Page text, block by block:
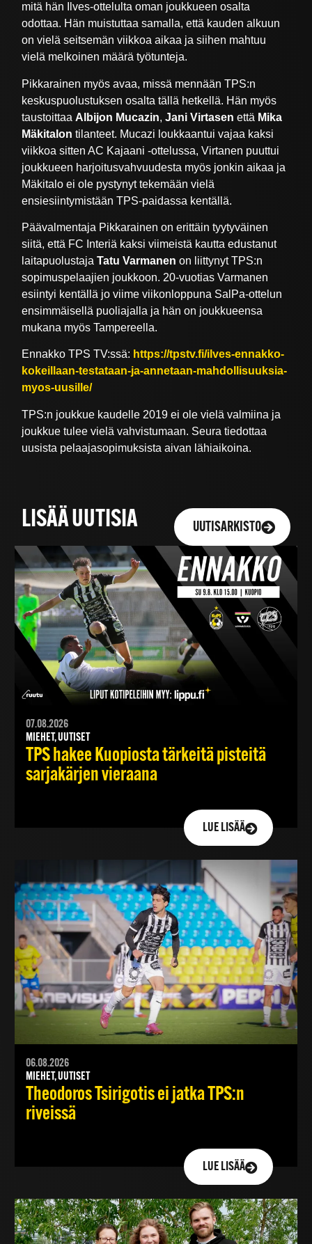
mitä hän Ilves-ottelulta oman joukkueen osalta
odottaa. Hän muistuttaa samalla, että kauden alkuun
on vielä seitsemän viikkoa aikaa ja siihen mahtuu
vielä melkoinen määrä työtunteja.
Pikkarainen myös avaa, missä mennään TPS:n
keskuspuolustuksen osalta tällä hetkellä. Hän myös
taustoittaa Albijon Mucazin,Jani Virtasen että Mika
Mäkitalon tilanteet. Mucazi loukkaantui vajaa kaksi
viikkoa sitten AC Kajaani -ottelussa, Virtanen puuttui
joukkueen harjoitusvahvuudesta myös jonkin aikaa ja
Mäkitalo ei ole pystynyt tekemään vielä
ensiesiintymistään TPS-paidassa kentällä.
Päävalmentaja Pikkarainen on erittäin tyytyväinen
siitä, että FC Interiä kaksi viimeistä kautta edustanut
laitapuolustajaTatu Varmanen on liittynyt TPS:n
sopimuspelaajien joukkoon. 20-vuotias Varmanen
esiintyi kentällä jo viime viikonloppuna SalPa-ottelun
ensimmäisellä puoliajalla ja hän on joukkueensa
mukana myös Tampereella.
Ennakko TPS TV:ssä: https://tpstv.fi/ilves-ennakko-
kokeillaan-testataan-ja-annetaan-mahdollisuuksia-
myos-uusille/
TPS:n joukkue kaudelle 2019 ei ole vielä valmiina ja
joukkue tulee vielä vahvistumaan. Seura tiedottaa
uusista pelaajasopimuksista aivan lähiaikoina.
LISÄÄ UUTISIA UUTISARKISTO
07.08.2026
MIEHET, UUTISET
TPS hakee Kuopiosta tärkeitä pisteitä
sarjakärjen vieraana
LUE LISÄÄ
06.08.2026
MIEHET, UUTISET
Theodoros Tsirigotis ei jatka TPS:n
riveissä
LUE LISÄÄ